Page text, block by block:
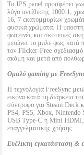
Το IPS panel προσφέρει
λόγο αντίθεσης 1000:1,
16, 7 εκατομμυρίων
φυσικά χρώματα. Η
φωτεινές και σκοτεινές
μειώνει το μπλε φως κατά
τον Flicker-Free σχεδιασμό
ακόμη και μετά από
Ομαλό gaming με
Η τεχνολογία FreeSync
εικόνα κατά τη διάρκεια
σύντροφο για Steam Deck
PS4, PS5, Xbox, Nintendo
USB Type-C ή Mini HDMI,
επαγγελματικής χρήσης.
Ευέλικτη εγκατάσταση &